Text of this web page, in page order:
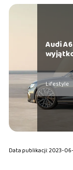
Audi
Lifestyle
Data publikacji: 2023-